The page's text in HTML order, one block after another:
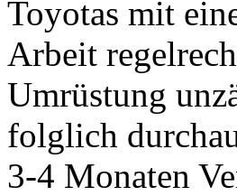
Toyotas mit
Arbeit
Umrüstung
folglich
3-4 Monaten